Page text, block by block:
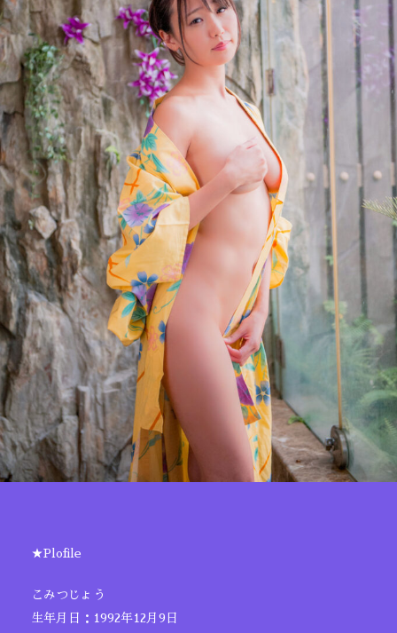
★Plofile
こみつじょう
生年月日：1992年12月9日